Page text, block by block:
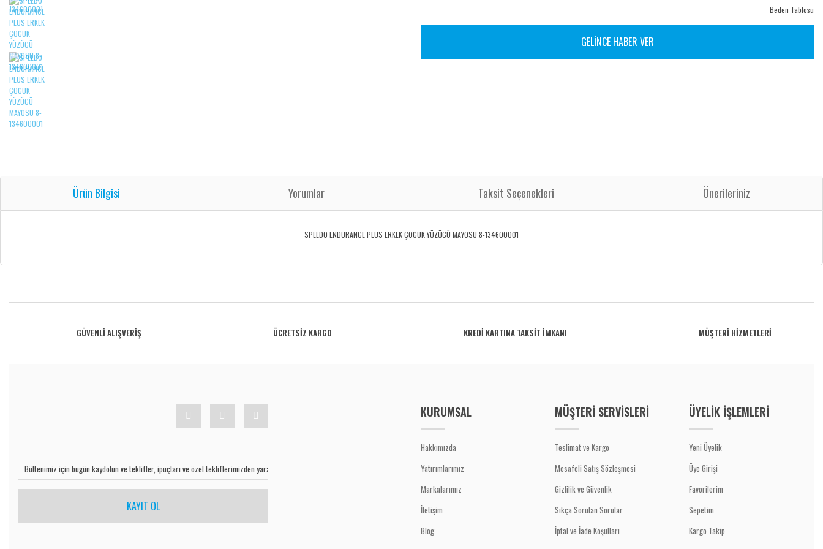
Beden Tablosu
GELİNCE HABER VER
Ürün Bilgisi Yorumlar Taksit Seçenekleri Önerileriniz
SPEEDO ENDURANCE PLUS ERKEK ÇOCUK YÜZÜCÜ MAYOSU 8-134600001
Görüş ve önerileriniz için teşekkür ederiz.
Ürün resmi kalitesiz, bozuk veya görüntülenemiyor.
GÜVENLİ ALIŞVERİŞ ÜCRETSİZ KARGO KREDİ KARTINA TAKSİT İMKANI MÜŞTERİ HİZMETLERİ
KAYIT OL
KURUMSAL
Hakkımızda
Yatırımlarımız
Markalarımız
İletişim
Blog
MÜŞTERİ SERVİSLERİ
Teslimat ve Kargo
Mesafeli Satış Sözleşmesi
Gizlilik ve Güvenlik
Sıkça Sorulan Sorular
İptal ve İade Koşulları
ÜYELİK İŞLEMLERİ
Yeni Üyelik
Üye Girişi
Favorilerim
Sepetim
Kargo Takip